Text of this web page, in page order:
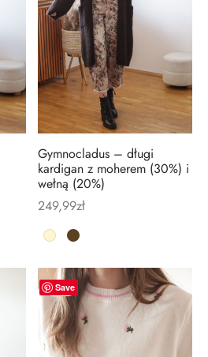
Gymnocladus – długi
kardigan z moherem (30%) i
wełną (20%)
249,99zł
Save
New